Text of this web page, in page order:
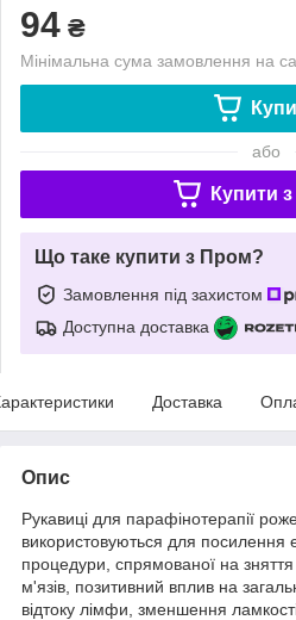
94 ₴
Мінімальна сума замовлення на
або
Купити з
Що таке купити з Пром?
Замовлення під захистом
Доступна доставка
Доставка
Опис
Рукавиці для парафінотерапії
використовуються для посилення
процедури, спрямованої на
м'язів, позитивний вплив на
відтоку лімфи, зменшення